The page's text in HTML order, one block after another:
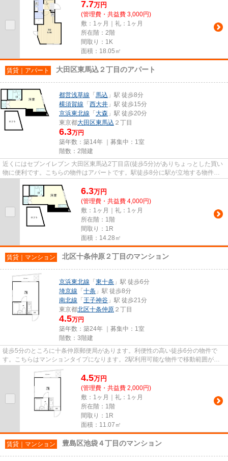
7.7万円
(管理費・共益費 3,000円)
敷：1ヶ月｜礼：1ヶ月
所在階：2階
間取り：1K
面積：18.05㎡
賃貸｜アパート 大田区東馬込２丁目のアパート
都営浅草線 「 馬込 」駅 徒歩8分
横須賀線 「 西大井 」駅 徒歩15分
京浜東北線 「 大森 」駅 徒歩20分
東京都大田区東馬込 ２丁目
6.3万円
築年数：築14年 ｜募集中： 1室
階数：2階建
近くにはセブンイレブン 大田区東馬込2丁目店(徒歩5分)がありちょっとした買い
物に便利です。こちらの物件はアパートです。駅徒歩8分に駅が立地する物件な
6.3万円
(管理費・共益費 4,000円)
敷：1ヶ月｜礼：1ヶ月
所在階：1階
間取り：1R
面積：14.28㎡
賃貸｜マンション 北区十条仲原２丁目のマンション
京浜東北線 「 東十条 」駅 徒歩6分
埼京線 「 十条 」駅 徒歩8分
南北線 「 王子神谷 」駅 徒歩21分
東京都北区十条仲原 ２丁目
4.5万円
築年数：築24年 ｜募集中： 1室
階数：3階建
徒歩5分のところに十条仲原郵便局があります。利便性の高い徒歩6分の物件で
す。こちらはマンションタイプになります。2駅利用可能な物件で移動範囲が広
がります。できるだけ早めに不動...
4.5万円
(管理費・共益費 2,000円)
敷：1ヶ月｜礼：1ヶ月
所在階：1階
間取り：1R
面積：11.07㎡
賃貸｜マンション 豊島区池袋４丁目のマンション